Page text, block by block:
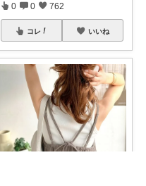
0 0 762
コレ いいね